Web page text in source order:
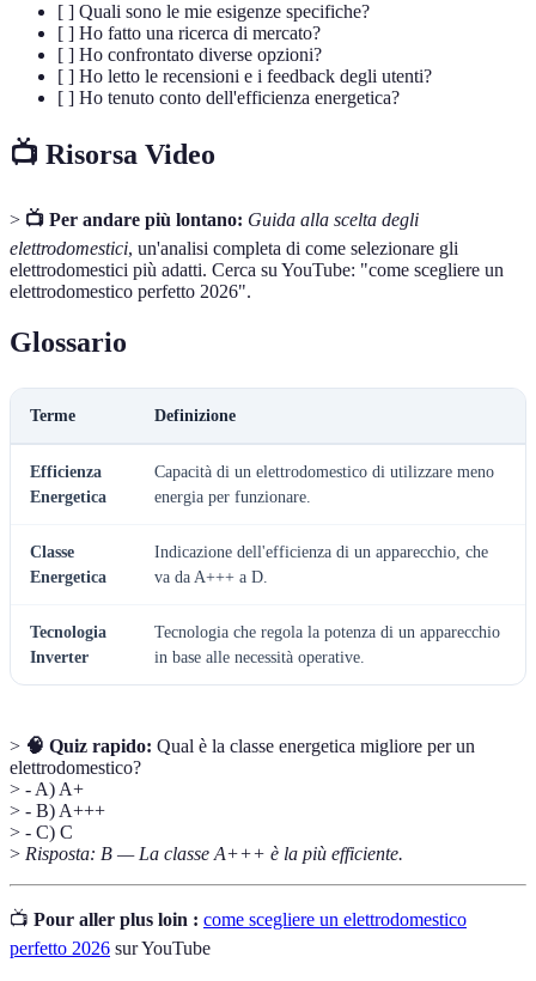
[ ] Quali sono le mie esigenze specifiche?
[ ] Ho fatto una ricerca di mercato?
[ ] Ho confrontato diverse opzioni?
[ ] Ho letto le recensioni e i feedback degli utenti?
[ ] Ho tenuto conto dell'efficienza energetica?
📺 Risorsa Video
> 📺 Per andare più lontano: Guida alla scelta degli
elettrodomestici, un'analisi completa di come selezionare gli
elettrodomestici più adatti. Cerca su YouTube: "come scegliere un
elettrodomestico perfetto 2026".
Glossario
Terme Definizione
Efficienza
Energetica
Capacità di un elettrodomestico di utilizzare meno
energia per funzionare.
Classe
Energetica
Indicazione dell'efficienza di un apparecchio, che
va da A+++ a D.
Tecnologia
Inverter
Tecnologia che regola la potenza di un apparecchio
in base alle necessità operative.
> 🧠 Quiz rapido: Qual è la classe energetica migliore per un
elettrodomestico?
> - A) A+
> - B) A+++
> - C) C
> Risposta: B — La classe A+++ è la più efficiente.
📺 Pour aller plus loin : come scegliere un elettrodomestico
perfetto 2026 sur YouTube